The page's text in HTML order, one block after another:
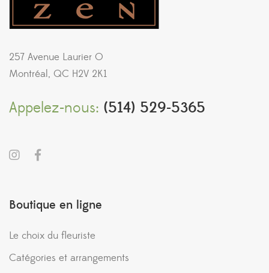
257 Avenue Laurier O
Montréal, QC H2V 2K1
Appelez-nous: (514) 529-5365
Boutique en ligne
Le choix du fleuriste
Catégories et arrangements